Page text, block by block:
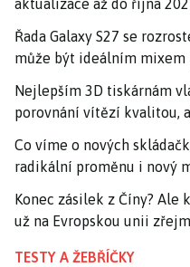
aktualizace až do října
Řada Galaxy S27 se
může být ideálním
Nejlepším 3D tiskárnám
porovnání vítězí kvalitou,
Co víme o nových
radikální proměnu i nový
Konec zásilek z Číny? Ale
už na Evropskou unii
TESTY A ŽEBŘÍČKY